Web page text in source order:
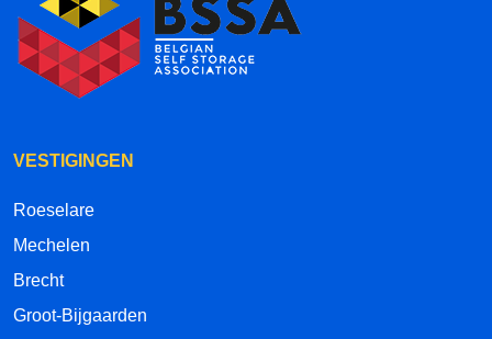
VESTIGINGEN
Roeselare
Mechelen
Brecht
Groot-Bijgaarden